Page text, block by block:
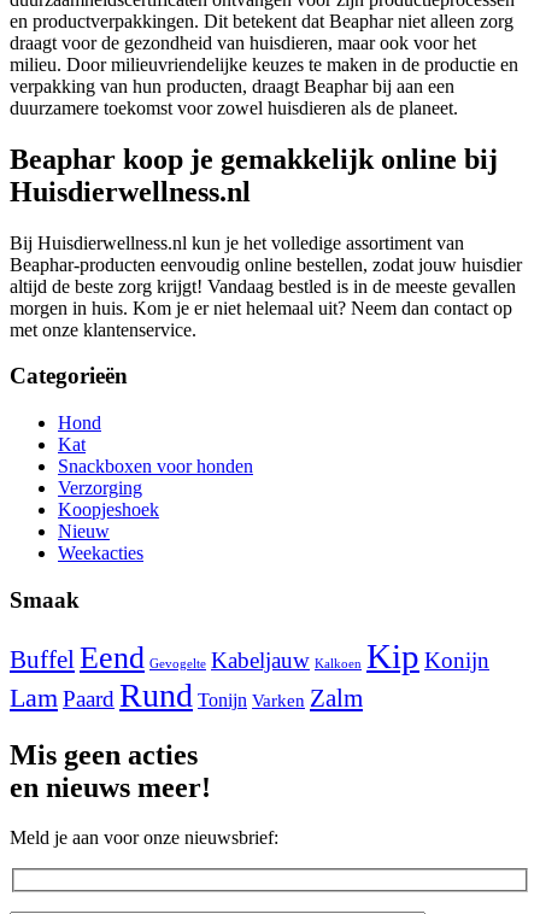
en productverpakkingen. Dit betekent dat Beaphar niet alleen zorg
draagt voor de gezondheid van huisdieren, maar ook voor het
milieu. Door milieuvriendelijke keuzes te maken in de productie en
verpakking van hun producten, draagt Beaphar bij aan een
duurzamere toekomst voor zowel huisdieren als de planeet.
Beaphar koop je gemakkelijk online bij
Huisdierwellness.nl
Bij Huisdierwellness.nl kun je het volledige assortiment van
Beaphar-producten eenvoudig online bestellen, zodat jouw huisdier
altijd de beste zorg krijgt! Vandaag bestled is in de meeste gevallen
morgen in huis. Kom je er niet helemaal uit? Neem dan contact op
met onze klantenservice.
Categorieën
Hond
Kat
Snackboxen voor honden
Verzorging
Koopjeshoek
Nieuw
Weekacties
Smaak
Buffel Eend Gevogelte Kabeljauw Kalkoen Kip Konijn
Lam Paard Rund Tonijn Varken Zalm
Mis geen acties
en nieuws meer!
Meld je aan voor onze nieuwsbrief: